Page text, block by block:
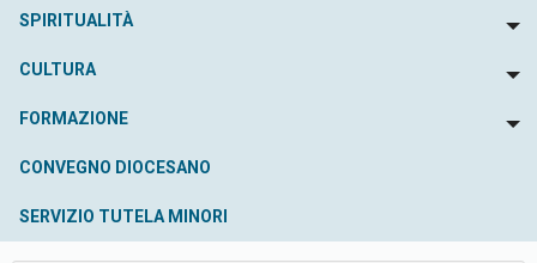
SPIRITUALITÀ
CULTURA
FORMAZIONE
CONVEGNO DIOCESANO
SERVIZIO TUTELA MINORI